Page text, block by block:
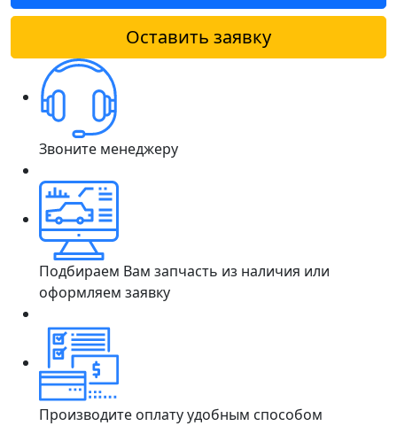
Оставить заявку
Звоните менеджеру
Подбираем Вам запчасть из наличия или
оформляем заявку
Производите оплату удобным способом